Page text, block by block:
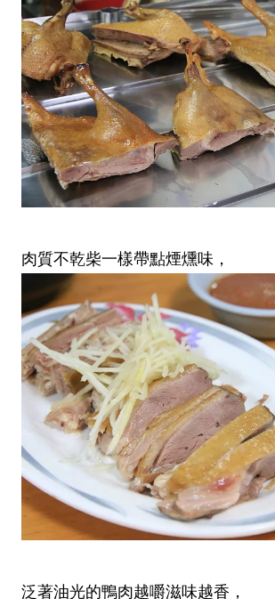
肉質不乾柴一樣帶點煙燻味，
泛著油光的鴨肉越嚼滋味越香，